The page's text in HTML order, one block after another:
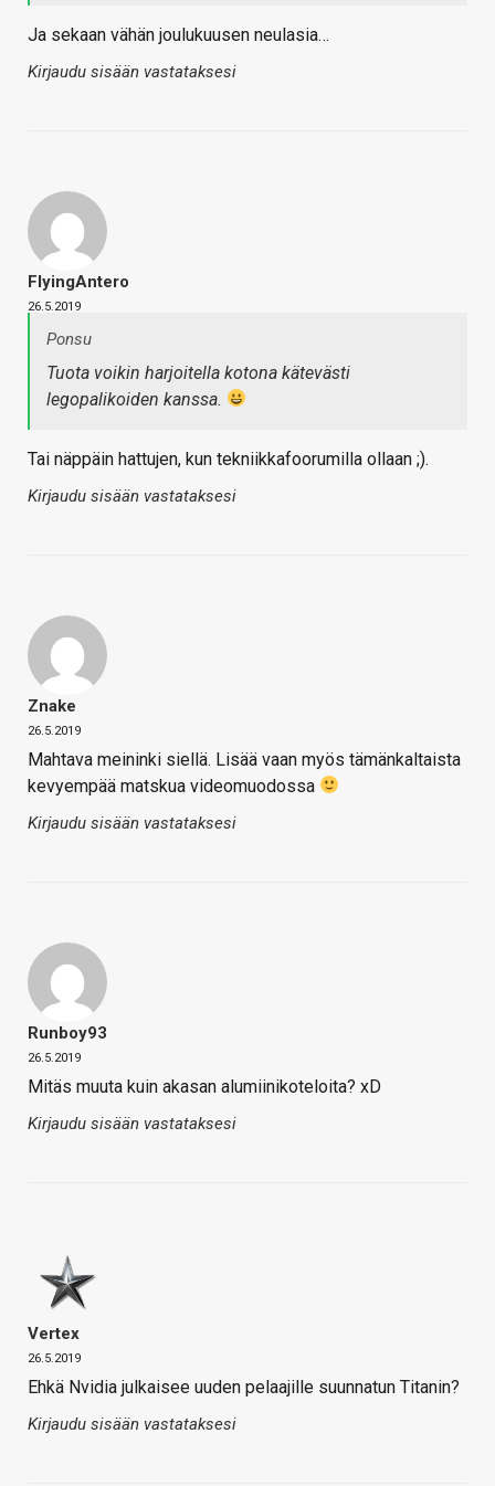
Ja sekaan vähän joulukuusen neulasia…
Kirjaudu sisään vastataksesi
FlyingAntero
26.5.2019
Ponsu
Tuota voikin harjoitella kotona kätevästi
legopalikoiden kanssa.
Tai näppäin hattujen, kun tekniikkafoorumilla ollaan ;).
Kirjaudu sisään vastataksesi
Znake
26.5.2019
Mahtava meininki siellä. Lisää vaan myös tämänkaltaista
kevyempää matskua videomuodossa
Kirjaudu sisään vastataksesi
Runboy93
26.5.2019
Mitäs muuta kuin akasan alumiinikoteloita? xD
Kirjaudu sisään vastataksesi
Vertex
26.5.2019
Ehkä Nvidia julkaisee uuden pelaajille suunnatun Titanin?
Kirjaudu sisään vastataksesi